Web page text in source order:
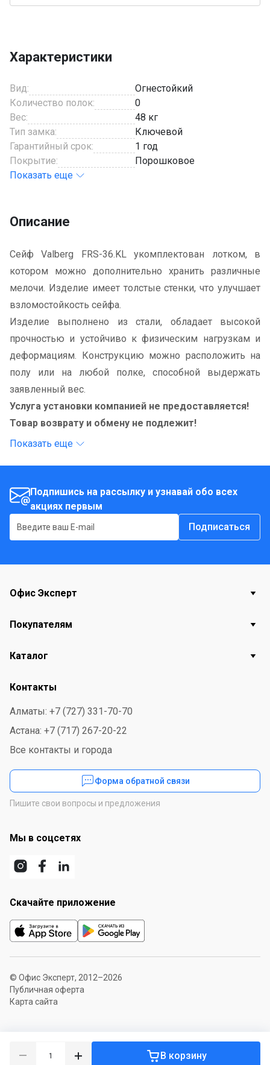
В корзину
Характеристики
Вид:
Огнестойкий
Количество полок:
0
Вес:
48 кг
Тип замка:
Ключевой
Гарантийный срок:
1 год
Покрытие:
Порошковое
Показать еще
Описание
Сейф Valberg FRS-36.KL укомплектован лотком, в
котором можно дополнительно хранить различные
мелочи. Изделие имеет толстые стенки, что улучшает
взломостойкость сейфа.
Изделие выполнено из стали, обладает высокой
прочностью и устойчиво к физическим нагрузкам и
деформациям. Конструкцию можно расположить на
полу или на любой полке, способной выдержать
заявленный вес.
Услуга установки компанией не предоставляется!
Товар возврату и обмену не подлежит!
Показать еще
Подпишись на рассылку и узнавай обо всех
акциях первым
Подписаться
Офис Эксперт
Покупателям
Каталог
Контакты
Алматы: +7 (727) 331-70-70
Астана: +7 (717) 267-20-22
Все контакты и города
Форма обратной связи
Пишите свои вопросы и предложения
Мы в соцсетях
Скачайте приложение
© Офис Эксперт, 2012–2026
Публичная оферта
Карта сайта